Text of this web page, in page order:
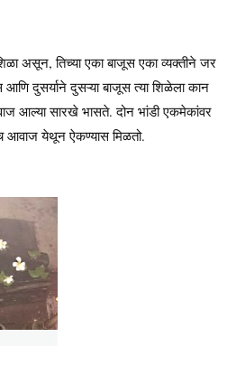
असून, तिच्या एका बाजूस एका व्यक्तीने जर
आणि दुसर्याने दुसऱ्या बाजूस त्या शिळेला कान
आल्या सारखे भासते. दोन भांडी एकमेकांवर
येथून ऐकण्यास मिळतो.